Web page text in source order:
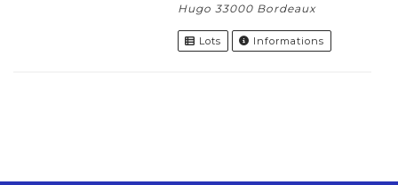
Hugo 33000 Bordeaux
Lots Informations